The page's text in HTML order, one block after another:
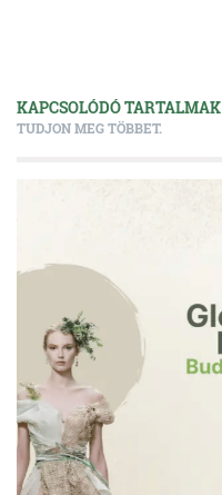
KAPCSOLÓDÓ TARTALMAK
TUDJON MEG TÖBBET.